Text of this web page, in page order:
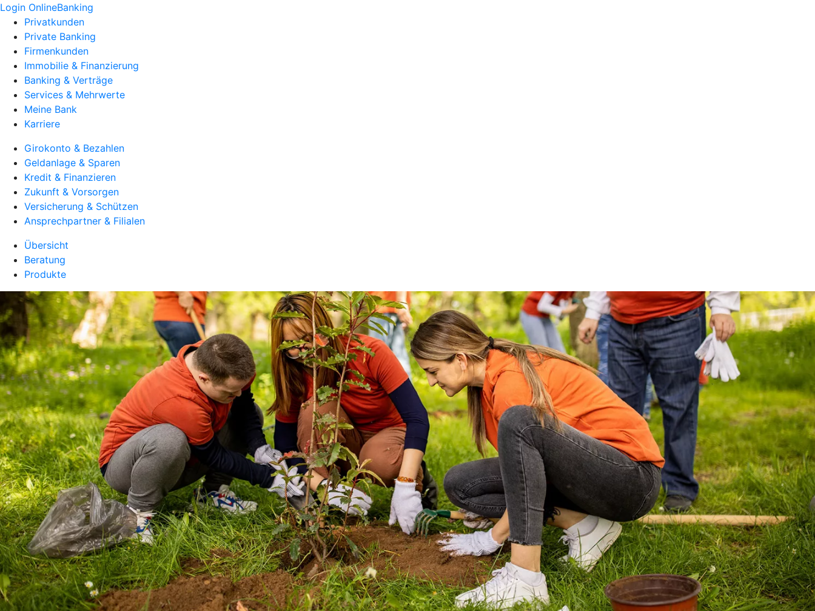
Login OnlineBanking
Privatkunden
Private Banking
Firmenkunden
Immobilie & Finanzierung
Banking & Verträge
Services & Mehrwerte
Meine Bank
Karriere
Girokonto & Bezahlen
Geldanlage & Sparen
Kredit & Finanzieren
Zukunft & Vorsorgen
Versicherung & Schützen
Ansprechpartner & Filialen
Übersicht
Beratung
Produkte